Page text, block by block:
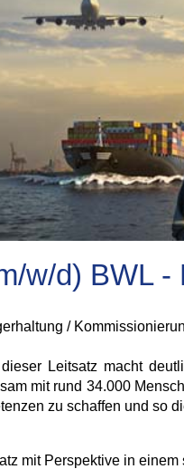
w/d) BWL -
/
Leitsatz macht
mit rund 34.000
zu schaffen und so
mit Perspektive in